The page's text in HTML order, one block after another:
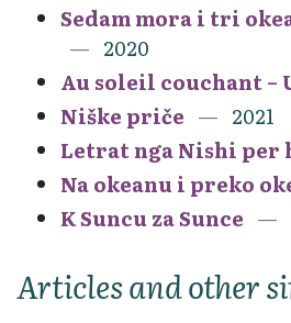
Sedam mora i tri
2020
Au soleil couchant –
Niške priče
2021
Letrat nga Nishi per
Na okeanu i preko
K Suncu za Sunce
Articles and other